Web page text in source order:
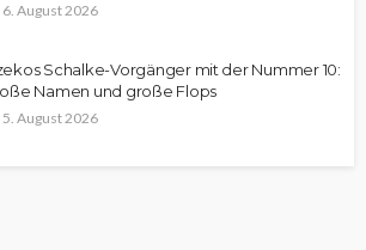
6. August 2026
Schalke-Vorgänger mit der Nummer 10:
Namen und große Flops
5. August 2026